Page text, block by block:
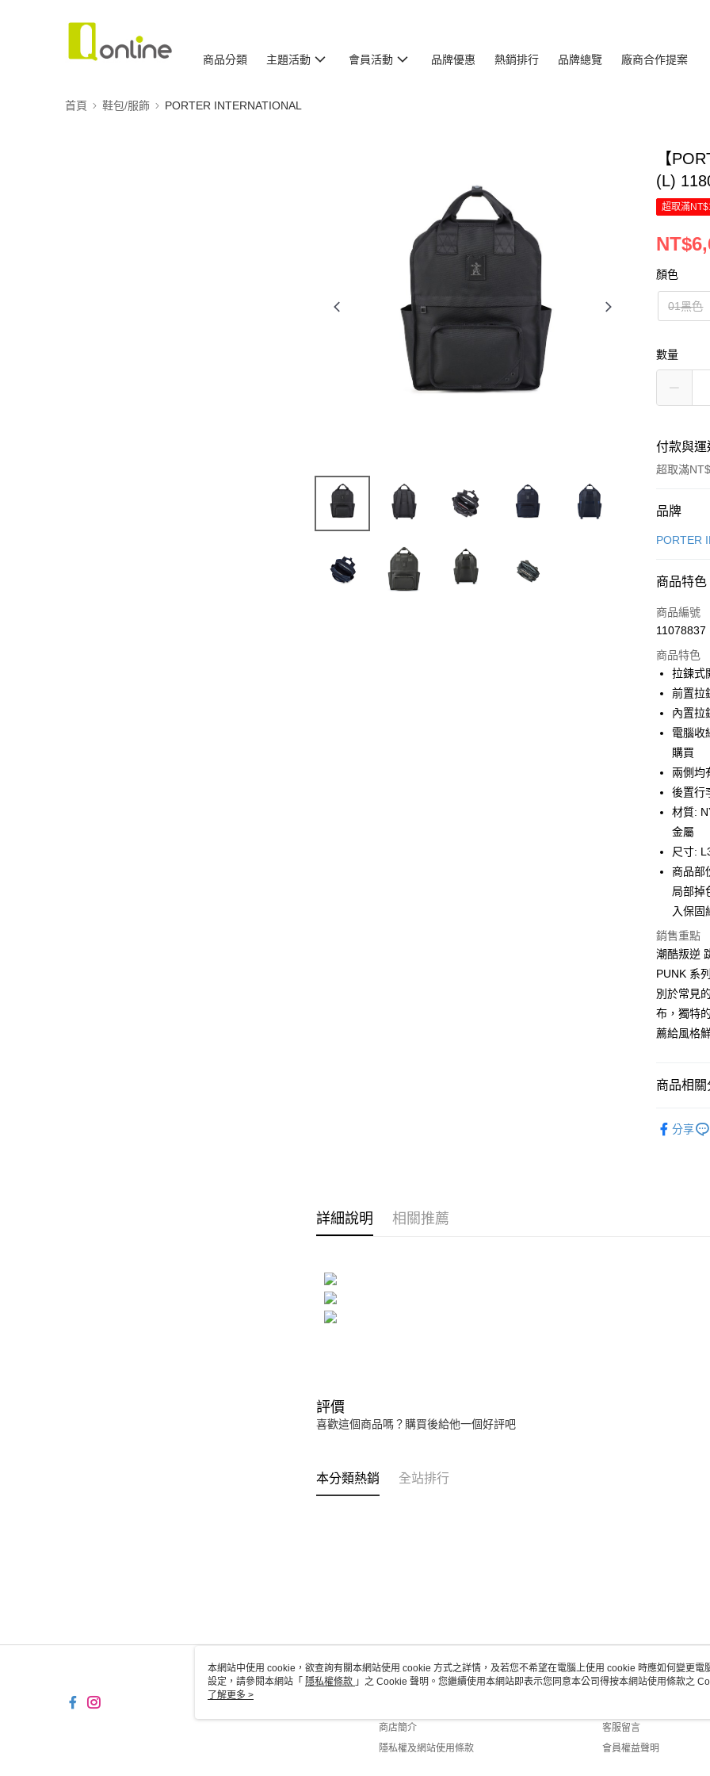
商品分類 主題活動 會員活動 品牌優惠 熱銷排行 品牌總覽 廠商合作提案
首頁 鞋包/服飾 PORTER INTERNATIONAL
【
(L)
超取滿
顏色
01黑色
數量
付款與運
超取滿
付款方式
信用卡一
合作金
華南商
上海商
國泰世
臺灣中
聯邦商
元大商
玉山商
台新國
台灣樂
LINE Pay
Apple Pay
街口支付
悠遊付
Google
全盈+PAY
大哥付你
相關說明
【大哥付
1.本服務
流程，驗
完成交易。
3.實際核
4.訂單成
消。如遇
無法說明
【繳款方式
1.分期款
醒簡訊。
2.透過簡
帳／街口
用戶於交
款買賣價
用，由本
AFTEE先
相關說明
【關於「
AFTEE
便利好安
２．便利
３．安心
【「
１．於結
付」結帳
３．收到
絡購買商
先享後付
是否繳費
付客戶支援
ATM付款
運送方式
付款後全
每筆
每筆
京站台北
品牌
PORTER
商品特色
商品編號
11078837
商品特色
拉鍊式
前置拉
內置拉
電腦收
購買
兩側均
後置行
材質:
金屬
尺寸:
商品部
局部掉
入保固
銷售重點
潮酷叛逆
PUNK 系
別於常見
布，獨特
薦給風格
商品相關
分享
詳細說明 相關推薦
評價
喜歡這個商品嗎？購買後給他一個好評吧
本分類熱銷 全站排行
關於我們
商店簡介
隱私權及網站使用條款
客服資訊
客服留言
會員權益聲明
本網站中使用 cookie，欲查詢有關本網站使用 cookie 方式之詳情，及若您不希望在電腦上使用 cookie 時應如何變更電
設定，請參閱本網站「 隱私權條款 」之 Cookie 聲明。您繼續使用本網站即表示您同意本公司得按本網站使用條款之
使用 cookie。
了解更多 >